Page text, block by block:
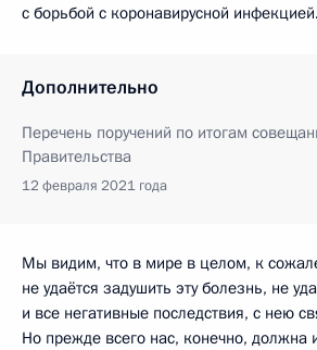
с борьбой с коронавирусной инфекцией.
Дополнительно
Перечень поручений по итогам
Правительства
12 февраля 2021 года
Мы видим, что в мире в целом, к
не удаётся задушить эту болезнь, не
и все негативные последствия, с нею
Но прежде всего нас, конечно, должна